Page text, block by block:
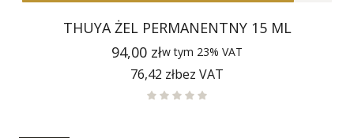
THUYA ŻEL PERMANENTNY 15 ML
Cena
94,00 złw tym 23% VAT
Cena
76,42 złbez VAT